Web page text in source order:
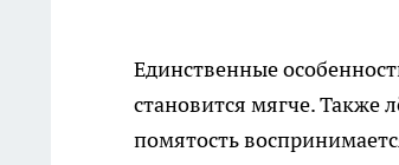
Единственные
становится мягче. Также
помятость